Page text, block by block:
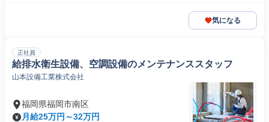
気になる
正社員
給排水衛生設備、空調設備のメンテナンススタッフ
山本設備工業株式会社
福岡県福岡市南区
月給25万円～32万円